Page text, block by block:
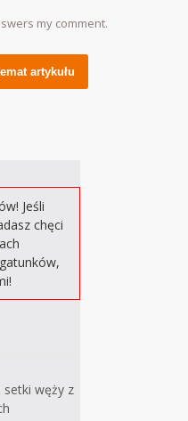
my comment.
Jeśli
chęci
setki węży z